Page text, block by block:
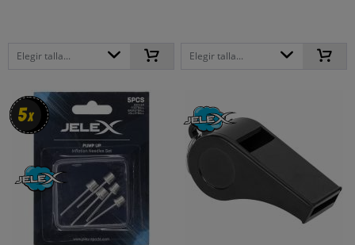
Elegir talla... Elegir talla...
5x
5x